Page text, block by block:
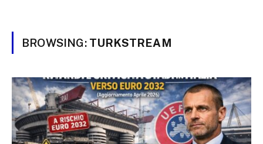
BROWSING: TURKSTREAM